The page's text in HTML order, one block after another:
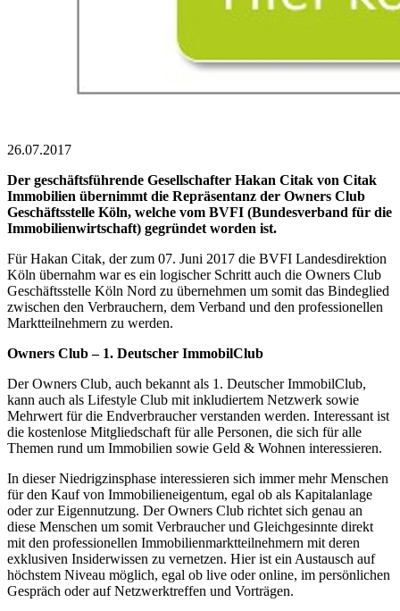
26.07.2017
Der geschäftsführende Gesellschafter Hakan Citak von Citak
Immobilien übernimmt die Repräsentanz der Owners Club
Geschäftsstelle Köln, welche vom BVFI (Bundesverband für die
Immobilienwirtschaft) gegründet worden ist.
Für Hakan Citak, der zum 07. Juni 2017 die BVFI Landesdirektion
Köln übernahm war es ein logischer Schritt auch die Owners Club
Geschäftsstelle Köln Nord zu übernehmen um somit das Bindeglied
zwischen den Verbrauchern, dem Verband und den professionellen
Marktteilnehmern zu werden.
Owners Club – 1. Deutscher ImmobilClub
Der Owners Club, auch bekannt als 1. Deutscher ImmobilClub,
kann auch als Lifestyle Club mit inkludiertem Netzwerk sowie
Mehrwert für die Endverbraucher verstanden werden. Interessant ist
die kostenlose Mitgliedschaft für alle Personen, die sich für alle
Themen rund um Immobilien sowie Geld & Wohnen interessieren.
In dieser Niedrigzinsphase interessieren sich immer mehr Menschen
für den Kauf von Immobilieneigentum, egal ob als Kapitalanlage
oder zur Eigennutzung. Der Owners Club richtet sich genau an
diese Menschen um somit Verbraucher und Gleichgesinnte direkt
mit den professionellen Immobilienmarktteilnehmern mit deren
exklusiven Insiderwissen zu vernetzen. Hier ist ein Austausch auf
höchstem Niveau möglich, egal ob live oder online, im persönlichen
Gespräch oder auf Netzwerktreffen und Vorträgen.